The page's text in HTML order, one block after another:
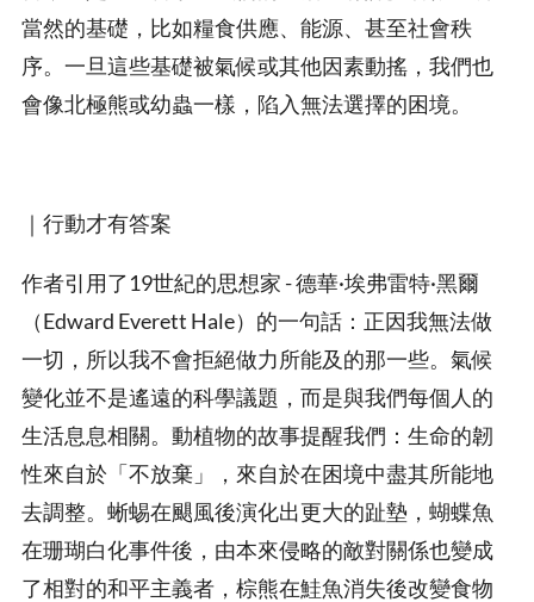
當然的基礎，比如糧食供應、能源、甚至社會秩
序。一旦這些基礎被氣候或其他因素動搖，我們也
會像北極熊或幼蟲一樣，陷入無法選擇的困境。
｜行動才有答案
作者引用了19世紀的思想家 - 德華·埃弗雷特·黑爾
（Edward Everett Hale）的一句話：正因我無法做
一切，所以我不會拒絕做力所能及的那一些。氣候
變化並不是遙遠的科學議題，而是與我們每個人的
生活息息相關。動植物的故事提醒我們：生命的韌
性來自於「不放棄」，來自於在困境中盡其所能地
去調整。蜥蜴在颶風後演化出更大的趾墊，蝴蝶魚
在珊瑚白化事件後，由本來侵略的敵對關係也變成
了相對的和平主義者，棕熊在鮭魚消失後改變食物